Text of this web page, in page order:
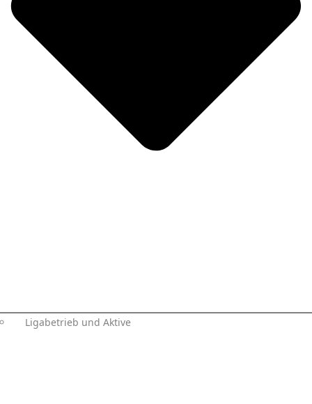
Ligabetrieb und Aktive